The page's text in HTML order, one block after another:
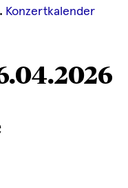
Konzertkalender